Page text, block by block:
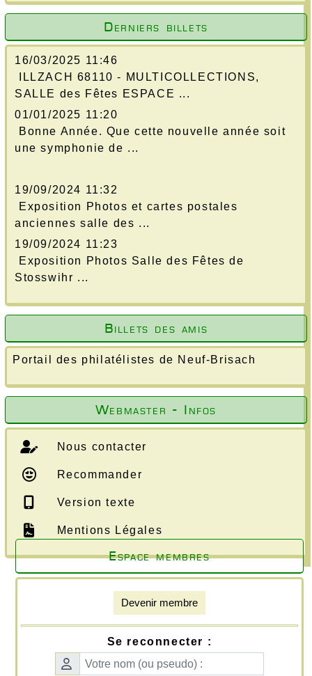
Derniers billets
16/03/2025 11:46
ILLZACH 68110 - MULTICOLLECTIONS,
SALLE des Fêtes ESPACE ...
01/01/2025 11:20
Bonne Année. Que cette nouvelle année soit
une symphonie de ...
19/09/2024 11:32
Exposition Photos et cartes postales
anciennes salle des ...
19/09/2024 11:23
Exposition Photos Salle des Fêtes de
Stosswihr ...
Billets des amis
Portail des philatélistes de Neuf-Brisach
Webmaster - Infos
Nous contacter
Recommander
Version texte
Mentions Légales
Espace membres
Devenir membre
Se reconnecter :